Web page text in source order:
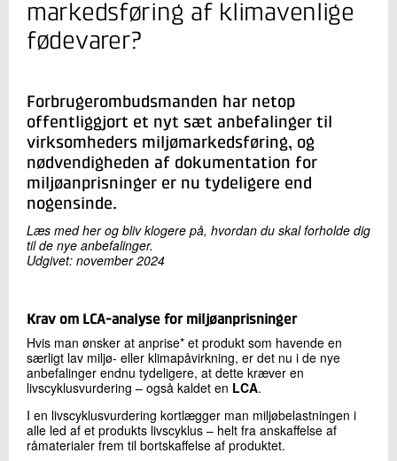
+45 72 20 34 06
Send e-mail
LinkedIn
Skriv til mig
markedsføring af klimavenlige
fødevarer?
Forbrugerombudsmanden har netop
offentliggjort et nyt sæt anbefalinger til
virksomheders miljømarkedsføring, og
nødvendigheden af dokumentation for
miljøanprisninger er nu tydeligere end
nogensinde.
Læs med her og bliv klogere på, hvordan du skal forholde dig
til de nye anbefalinger.
Udgivet: november 2024
Krav om LCA-analyse for miljøanprisninger
Hvis man ønsker at anprise* et produkt som havende en
særligt lav miljø- eller klimapåvirkning, er det nu i de nye
anbefalinger endnu tydeligere, at dette kræver en
livscyklusvurdering – også kaldet en LCA.
I en livscyklusvurdering kortlægger man miljøbelastningen i
alle led af et produkts livscyklus – helt fra anskaffelse af
råmaterialer frem til bortskaffelse af produktet.